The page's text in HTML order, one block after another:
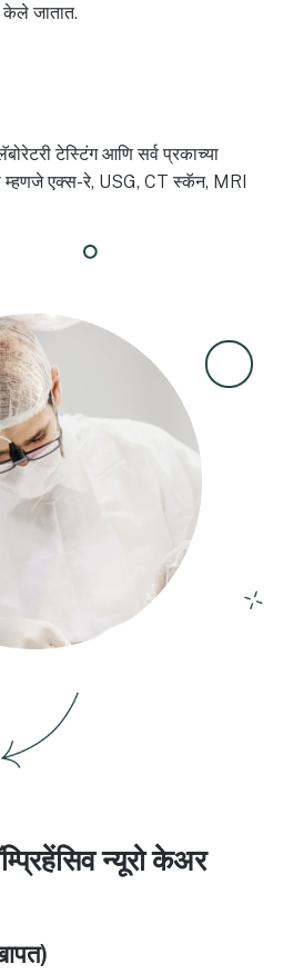
केले जातात.
टेस्टिंग आणि सर्व प्रकाच्या
म्हणजे एक्स-रे, USG, CT स्कॅन, MRI
न्यूरो केअर